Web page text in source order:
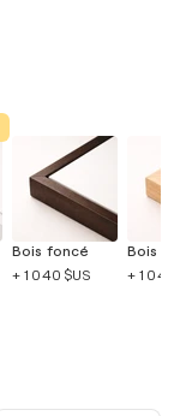
Bois foncé
+ 1 040 $US
Bois
+ 1 040